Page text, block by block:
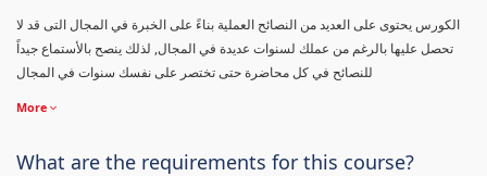
الكورس يحتوى على العديد من النصائح العملية بناءً على الخبرة في المجال التى قد لا
تحصل عليها بالرغم من عملك لسنوات عديدة في المجال, لذلك ينصح بالأستماع جيداً
للنصائح في كل محاضرة حتى تختصر على نفسك سنوات في المجال
More
What are the requirements for this course?